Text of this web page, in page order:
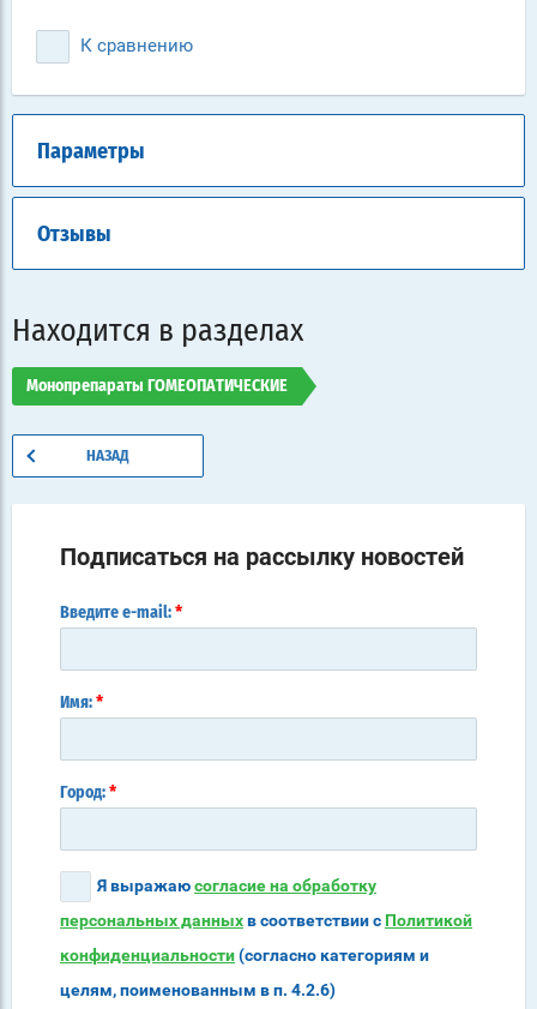
К сравнению
Параметры
Отзывы
Находится в разделах
Монопрепараты ГОМЕОПАТИЧЕСКИЕ
НАЗАД
Подписаться на рассылку новостей
Введите e-mail: *
Имя: *
Город: *
Я выражаюсогласие на обработку
персональных данныхв соответствии с Политикой
конфиденциальности(согласно категориям и
целям, поименованным в п. 4.2.6)